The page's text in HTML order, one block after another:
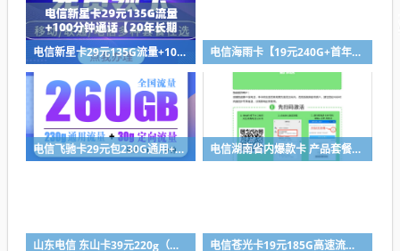
电信新星卡29元135G流量+100分钟通话【20年长期套餐】 电信海雨卡【19元240G+首年19】产品套餐：19元210G通用+30G定向+通话0.1
电信飞驰卡29元包230G通用+30G定向+通话0.1元/分钟 电信湖南省内爆款卡 产品套餐：19元125G通用+30g定向+100分钟
山东电信 东山卡39元220g（无语音短信功能） 电信苍光卡19元185G高速流量+100分钟通话(首充100，归属地广州)